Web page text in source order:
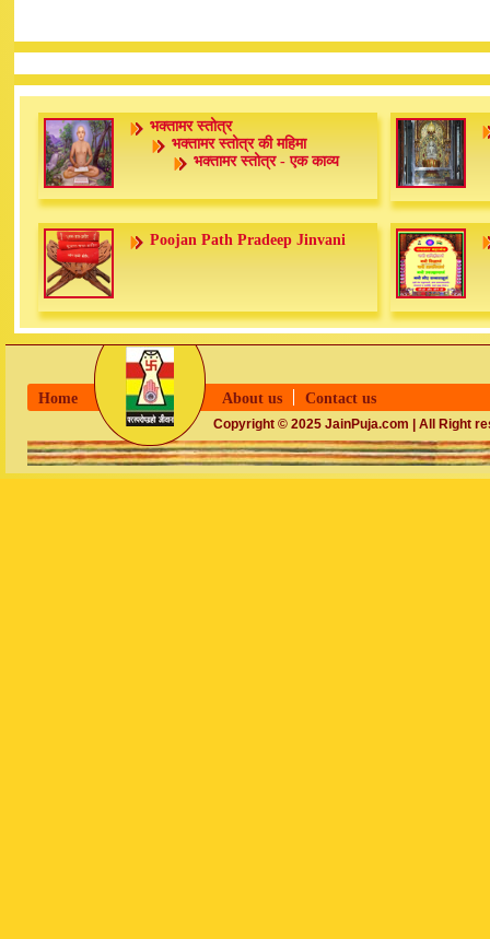
भक्तामर स्तोत्र
भक्तामर स्तोत्र की महिमा
भक्तामर स्तोत्र - एक काव्य
Poojan Path Pradeep Jinvani
Home About us Contact us
Copyright © 2025 JainPuja.com | All Right